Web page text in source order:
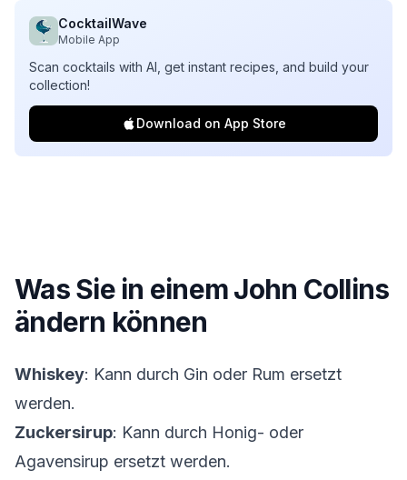
CocktailWave
Mobile App
Scan cocktails with AI, get instant recipes, and build your
collection!
Download on App Store
Was Sie in einemJohn Collins
ändern können
Whiskey: Kann durch Gin oder Rum ersetzt
werden.
Zuckersirup: Kann durch Honig- oder
Agavensirup ersetzt werden.